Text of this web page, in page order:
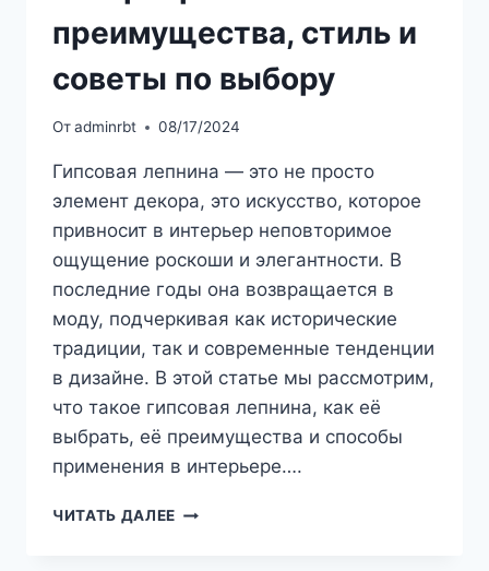
преимущества, стиль и
советы по выбору
Отadminrbt 08/17/2024
Гипсовая лепнина — это не просто
элемент декора, это искусство, которое
привносит в интерьер неповторимое
ощущение роскоши и элегантности. В
последние годы она возвращается в
моду, подчеркивая как исторические
традиции, так и современные тенденции
в дизайне. В этой статье мы рассмотрим,
что такое гипсовая лепнина, как её
выбрать, её преимущества и способы
применения в интерьере….
ЧИТАТЬ ДАЛЕЕ ГИПСОВАЯ